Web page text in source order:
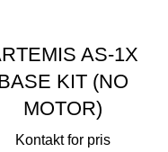
AS-1X
KIT (NO
MOTOR)